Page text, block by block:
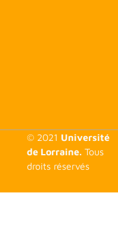
© 2021 Université
de Lorraine.Tous
droits réservés